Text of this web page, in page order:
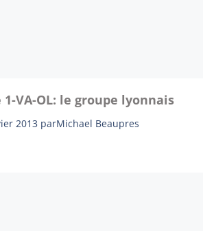
1-VA-OL: le groupe lyonnais
2013 parMichael Beaupres